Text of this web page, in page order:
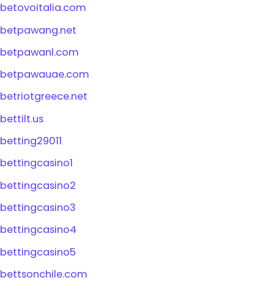
betovoitalia.com
betpawang.net
betpawanl.com
betpawauae.com
betriotgreece.net
bettilt.us
betting29011
bettingcasino1
bettingcasino2
bettingcasino3
bettingcasino4
bettingcasino5
bettsonchile.com